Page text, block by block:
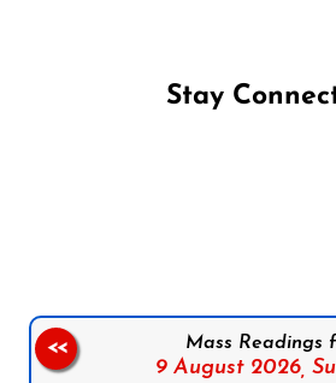
Stay
Mass Readings
9 August 2026,
<<